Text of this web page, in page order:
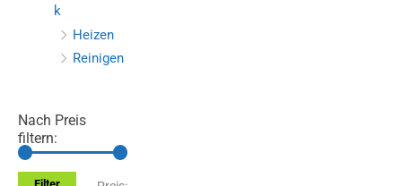
k
Heizen
Reinigen
Nach Preis
filtern: